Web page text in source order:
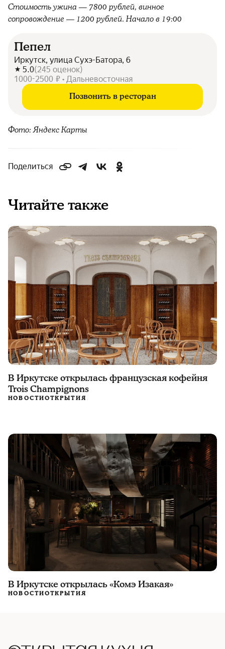
Стоимость ужина — 7800 рублей, винное
сопровождение — 1200 рублей. Начало в 19:00
Пепел
Иркутск, улица Сухэ-Батора, 6
5.0(245 оценок)
1000-2500 ₽ • Дальневосточная
Позвонить в ресторан
Фото: Яндекс Карты
Поделиться
Читайте также
В Иркутске открылась французская кофейня
Trois Champignons
НОВОСТИОТКРЫТИЯ
В Иркутске открылась «Комэ Изакая»
НОВОСТИОТКРЫТИЯ